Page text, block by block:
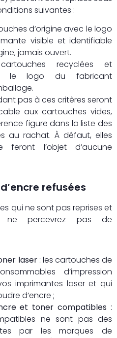
suivantes :
d’origine avec le logo
visible et identifiable
jamais ouvert.
recyclées et
le logo du fabricant
pas à ces critères seront
aux cartouches vides,
figure dans la liste des
au rachat. À défaut, elles
l’objet d’aucune
refusées
qui ne sont pas reprises et
ne percevrez pas de
laser: les cartouches de
d’impression
imprimantes laser et qui
d’encre ;
et toner compatibles :
ne sont pas des
par les marques de